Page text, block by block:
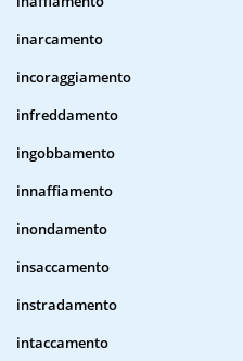
inarcamento
incoraggiamento
infreddamento
ingobbamento
innaffiamento
inondamento
insaccamento
instradamento
intaccamento